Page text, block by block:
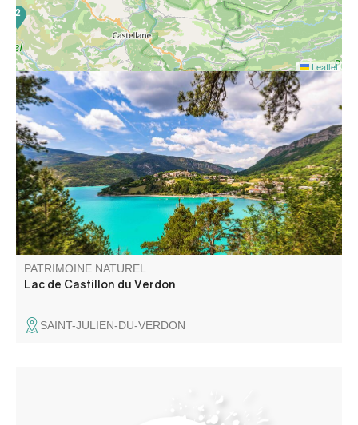
Irrésistible en raison de ses eaux turquoises, le lac de
Castillon est l’endroit idéal pour passer de belles journées
estivales. Baignade, voile, navigation, ski nautique s’y
pratiquent au pied des montagnes du Verdon.
PATRIMOINE NATUREL
Lac de Castillon du Verdon
SAINT-JULIEN-DU-VERDON
avant d'arriver au village d'Angles, se trouve ce trésor
2
16
Leaflet